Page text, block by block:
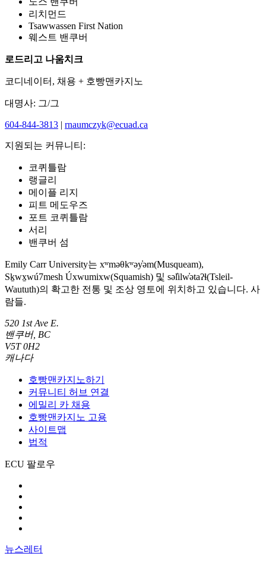
리치먼드
Tsawwassen First Nation
웨스트 밴쿠버
로드리고 나움치크
코디네이터, 채용 + 호빵맨카지노
대명사: 그/그
604-844-3813 | rnaumczyk@ecuad.ca
지원되는 커뮤니티:
코퀴틀람
랭글리
메이플 리지
피트 메도우즈
포트 코퀴틀람
서리
밴쿠버 섬
Emily Carr University는 xʷməθkʷəy̓əm(Musqueam),
Sḵwx̱wú7mesh Úxwumixw(Squamish) 및 səl̓ilw̓ətaʔɬ(Tsleil-
Waututh)의 확고한 전통 및 조상 영토에 위치하고 있습니다. 사
람들.
520 1st Ave E.
밴쿠버, BC
V5T 0H2
캐나다
호빵맨카지노하기
커뮤니티 허브 연결
에밀리 카 채용
호빵맨카지노 고용
사이트맵
법적
ECU 팔로우
뉴스레터